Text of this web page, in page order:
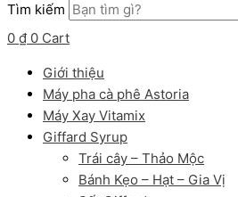
Tìm kiếm
0 ₫ 0 Cart
Giới thiệu
Máy pha cà phê Astoria
Máy Xay Vitamix
Giffard Syrup
Trái cây – Thảo Mộc
Bánh Kẹo – Hạt – Gia Vị